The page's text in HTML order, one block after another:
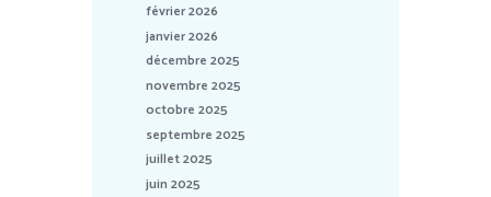
février 2026
janvier 2026
décembre 2025
novembre 2025
octobre 2025
septembre 2025
juillet 2025
juin 2025